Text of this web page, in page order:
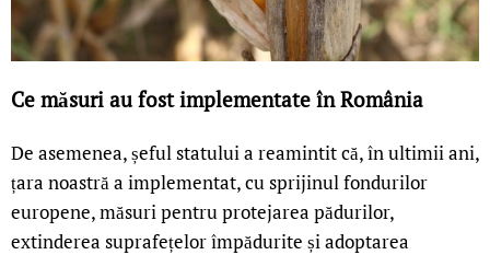
Ce măsuri au fost implementate în România
De asemenea, șeful statului a reamintit că, în ultimii ani,
țara noastră a implementat, cu sprijinul fondurilor
europene, măsuri pentru protejarea pădurilor,
extinderea suprafețelor împădurite și adoptarea